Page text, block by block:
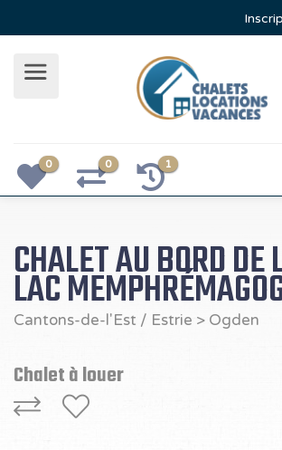
0 0 1
CHALET AU BORD
LAC
Cantons-de-l'Est / Estrie > Ogden
Chalet à louer